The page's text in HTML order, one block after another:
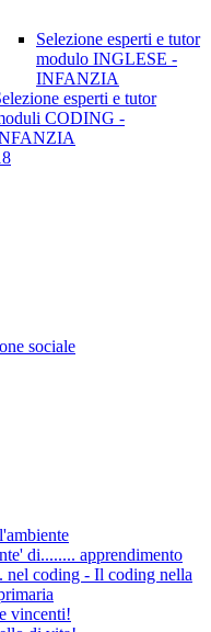
Selezione esperti e tutor
modulo INGLESE -
INFANZIA
esperti e tutor
CODING -
sociale
di........ apprendimento
nel coding - Il coding nella
vincenti!